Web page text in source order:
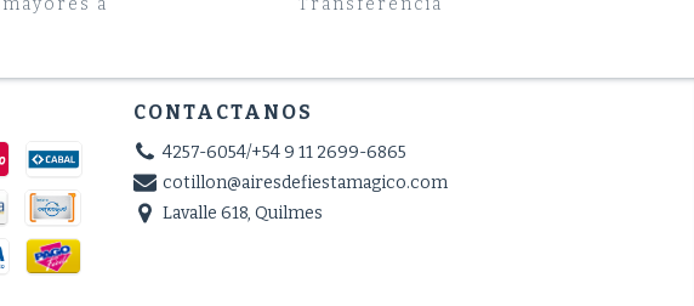
CONTACTANOS
4257-6054/+54 9 11 2699-6865
cotillon@airesdefiestamagico.com
Lavalle 618, Quilmes